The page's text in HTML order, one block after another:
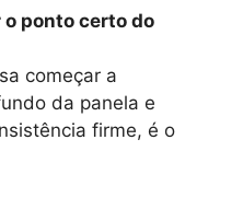
o ponto certo do
começar a
da panela e
firme, é o